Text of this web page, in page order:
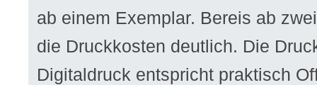
ab einem Exemplar. Bereis ab
die Druckkosten deutlich. Die
Digitaldruck entspricht praktisch